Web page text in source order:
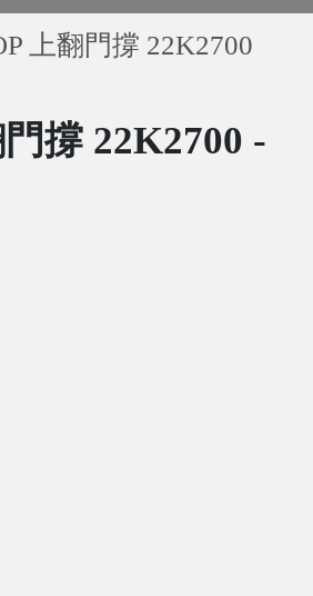
上翻門撐 22K2700
撐 22K2700 -